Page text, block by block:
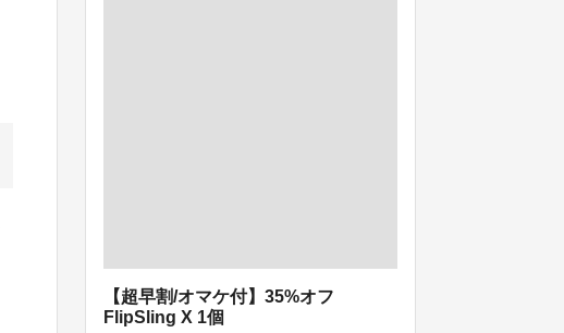
【超早割/オマケ付】35%オフ
FlipSling X 1個